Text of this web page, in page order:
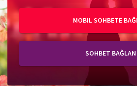
MOBIL SOHBETE
SOHBET BAĞLAN